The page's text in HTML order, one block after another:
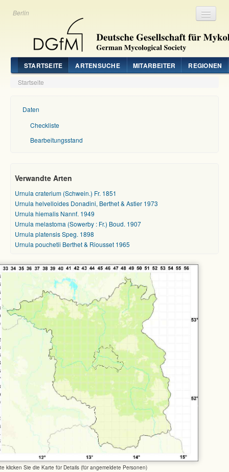
Berlin
STARTSEITE ARTENSUCHE MITARBEITER REGIONEN
Startseite
Daten
Checkliste
Bearbeitungsstand
Verwandte Arten
Urnula craterium (Schwein.) Fr. 1851
Urnula helvelloides Donadini, Berthet & Astier 1973
Urnula hiemalis Nannf. 1949
Urnula melastoma (Sowerby : Fr.) Boud. 1907
Urnula platensis Speg. 1898
Urnula pouchetii Berthet & Riousset 1965
klicken Sie die Karte für Details (für angemeldete Personen)